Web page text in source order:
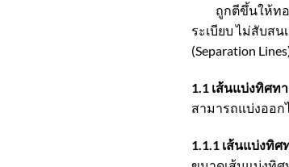
ถูกตีขึ้นให้ทอด
ระเบียบ ไม่สับสน
(Separation
1.1 เส้นแบ่งทิศท
สามารถแบ่งออก
1.1.1 เส้นแบ่งทิศ